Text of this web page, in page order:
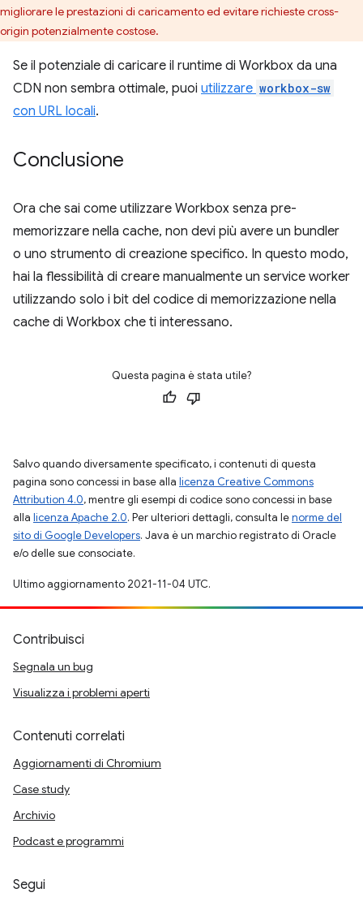
migliorare le prestazioni di caricamento ed evitare richieste cross-
origin potenzialmente costose.
Se il potenziale di caricare il runtime di Workbox da una
CDN non sembra ottimale, puoi utilizzare workbox-sw
con URL locali.
Conclusione
Ora che sai come utilizzare Workbox senza pre-
memorizzare nella cache, non devi più avere un bundler
o uno strumento di creazione specifico. In questo modo,
hai la flessibilità di creare manualmente un service worker
utilizzando solo i bit del codice di memorizzazione nella
cache di Workbox che ti interessano.
Questa pagina è stata utile?
Salvo quando diversamente specificato, i contenuti di questa
pagina sono concessi in base alla licenza Creative Commons
Attribution 4.0, mentre gli esempi di codice sono concessi in base
alla licenza Apache 2.0. Per ulteriori dettagli, consulta lenorme del
sito di Google Developers. Java è un marchio registrato di Oracle
e/o delle sue consociate.
Ultimo aggiornamento 2021-11-04 UTC.
Contribuisci
Segnala un bug
Visualizza i problemi aperti
Contenuti correlati
Aggiornamenti di Chromium
Case study
Archivio
Podcast e programmi
Segui